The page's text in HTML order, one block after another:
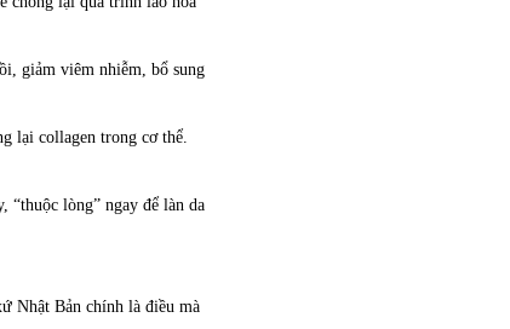
giảm viêm nhiễm, bổ sung
lại collagen trong cơ thể.
“thuộc lòng” ngay để làn da
Nhật Bản chính là điều mà